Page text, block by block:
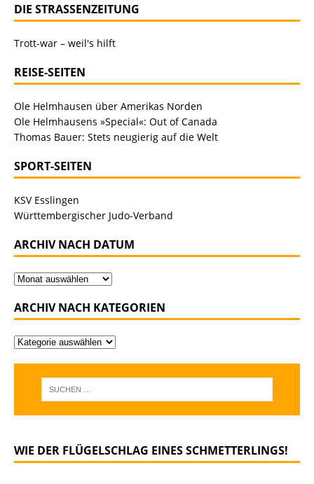
DIE STRASSENZEITUNG
Trott-war – weil's hilft
REISE-SEITEN
Ole Helmhausen über Amerikas Norden
Ole Helmhausens »Special«: Out of Canada
Thomas Bauer: Stets neugierig auf die Welt
SPORT-SEITEN
KSV Esslingen
Württembergischer Judo-Verband
ARCHIV NACH DATUM
ARCHIV NACH KATEGORIEN
WIE DER FLÜGELSCHLAG EINES SCHMETTERLINGS!